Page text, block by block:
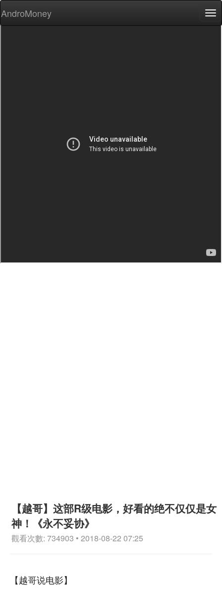
AndroMoney
【越哥】这部R级电影，好看的绝不仅仅是女
神！《永不妥协》
觀看次數: 734903 • 2018-08-22 07:25
【越哥说电影】